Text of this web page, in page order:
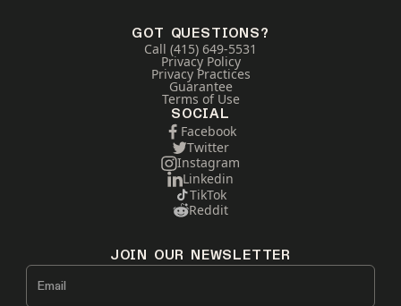
GOT QUESTIONS?
Call (415) 649-5531
Privacy Policy
Privacy Practices
Guarantee
Terms of Use
SOCIAL
Facebook
Twitter
Instagram
Linkedin
TikTok
Reddit
JOIN OUR NEWSLETTER